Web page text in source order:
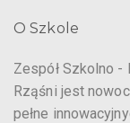
O Szkole
Zespół Szkolno -
Rząśni jest
pełne